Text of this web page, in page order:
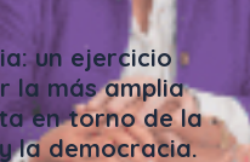
un ejercicio
la más amplia
en torno de la
la democracia.